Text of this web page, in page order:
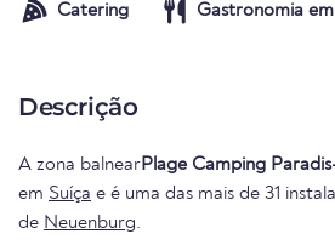
Catering Gastronomia
Descrição
A zona balnearPlage Camping
em Suíça e é uma das mais de 31
de Neuenburg.